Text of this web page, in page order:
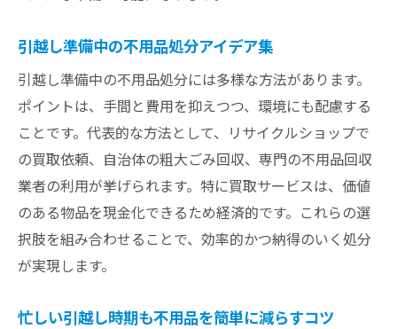
引越し準備中の不用品処分アイデア集
引越し準備中の不用品処分には多様な方法があります。
ポイントは、手間と費用を抑えつつ、環境にも配慮する
ことです。代表的な方法として、リサイクルショップで
の買取依頼、自治体の粗大ごみ回収、専門の不用品回収
業者の利用が挙げられます。特に買取サービスは、価値
のある物品を現金化できるため経済的です。これらの選
択肢を組み合わせることで、効率的かつ納得のいく処分
が実現します。
忙しい引越し時期も不用品を簡単に減らすコツ